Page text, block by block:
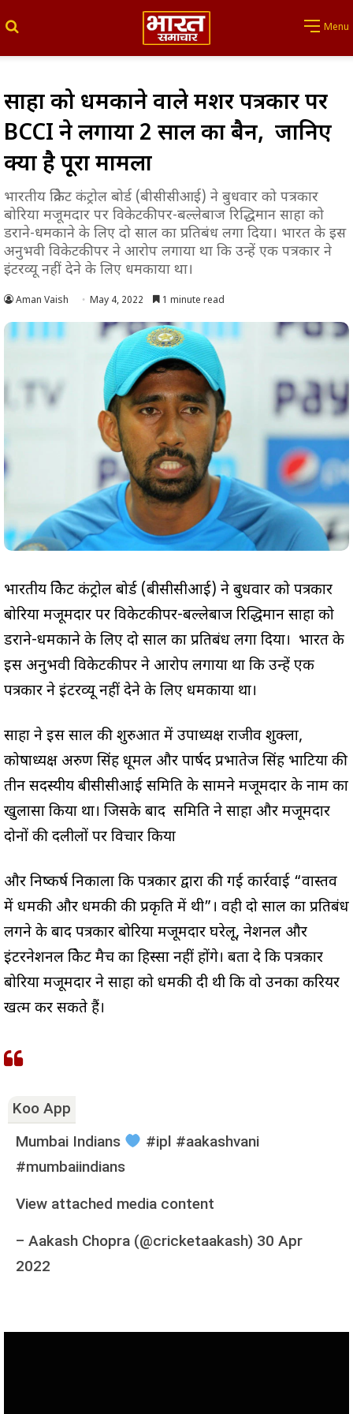
Menu
साहा को धमकाने वाले मशहूर पत्रकार पर
BCCI ने लगाया 2 साल का बैन, जानिए
क्या है पूरा मामला
भारतीय क्रिकेट कंट्रोल बोर्ड (बीसीसीआई) ने बुधवार को पत्रकार
बोरिया मजूमदार पर विकेटकीपर-बल्लेबाज रिद्धिमान साहा को
डराने-धमकाने के लिए दो साल का प्रतिबंध लगा दिया। भारत के इस
अनुभवी विकेटकीपर ने आरोप लगाया था कि उन्हें एक पत्रकार ने
इंटरव्यू नहीं देने के लिए धमकाया था।
Aman Vaish May 4, 2022 1 minute read
भारतीय क्रिकेट कंट्रोल बोर्ड (बीसीसीआई) ने बुधवार को पत्रकार
बोरिया मजूमदार पर विकेटकीपर-बल्लेबाज रिद्धिमान साहा को
डराने-धमकाने के लिए दो साल का प्रतिबंध लगा दिया। भारत के
इस अनुभवी विकेटकीपर ने आरोप लगाया था कि उन्हें एक
पत्रकार ने इंटरव्यू नहीं देने के लिए धमकाया था।
साहा ने इस साल की शुरुआत में उपाध्यक्ष राजीव शुक्ला,
कोषाध्यक्ष अरुण सिंह धूमल और पार्षद प्रभातेज सिंह भाटिया की
तीन सदस्यीय बीसीसीआई समिति के सामने मजूमदार के नाम का
खुलासा किया था। जिसके बाद समिति ने साहा और मजूमदार
दोनों की दलीलों पर विचार किया
और निष्कर्ष निकाला कि पत्रकार द्वारा की गई कार्रवाई “वास्तव
में धमकी और धमकी की प्रकृति में थी”। वही दो साल का प्रतिबंध
लगने के बाद पत्रकार बोरिया मजूमदार घरेलू, नेशनल और
इंटरनेशनल क्रिकेट मैच का हिस्सा नहीं होंगे। बता दे कि पत्रकार
बोरिया मजूमदार ने साहा को धमकी दी थी कि वो उनका करियर
खत्म कर सकते हैं।
Koo App
Mumbai Indians
#ipl #aakashvani
#mumbaiindians
View attached media content
– Aakash Chopra (@cricketaakash) 30 Apr
2022